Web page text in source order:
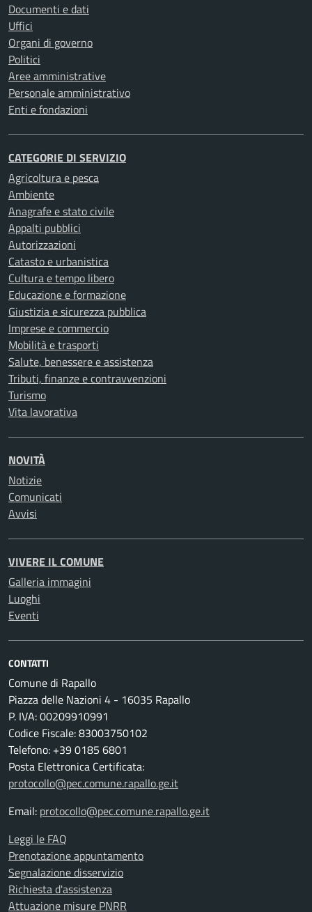
Documenti e dati
Uffici
Organi di governo
Politici
Aree amministrative
Personale amministrativo
Enti e fondazioni
CATEGORIE DI SERVIZIO
Agricoltura e pesca
Ambiente
Anagrafe e stato civile
Appalti pubblici
Autorizzazioni
Catasto e urbanistica
Cultura e tempo libero
Educazione e formazione
Giustizia e sicurezza pubblica
Imprese e commercio
Mobilità e trasporti
Salute, benessere e assistenza
Tributi, finanze e contravvenzioni
Turismo
Vita lavorativa
NOVITÀ
Notizie
Comunicati
Avvisi
VIVERE IL COMUNE
Galleria immagini
Luoghi
Eventi
CONTATTI
Comune di Rapallo
Piazza delle Nazioni 4 - 16035 Rapallo
P. IVA: 00209910991
Codice Fiscale: 83003750102
Telefono: +39 0185 6801
Posta Elettronica Certificata:
protocollo@pec.comune.rapallo.ge.it
Email: protocollo@pec.comune.rapallo.ge.it
Leggi le FAQ
Prenotazione appuntamento
Segnalazione disservizio
Richiesta d'assistenza
Attuazione misure PNRR